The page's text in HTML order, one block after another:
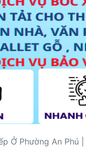
Ở Phường An Phú